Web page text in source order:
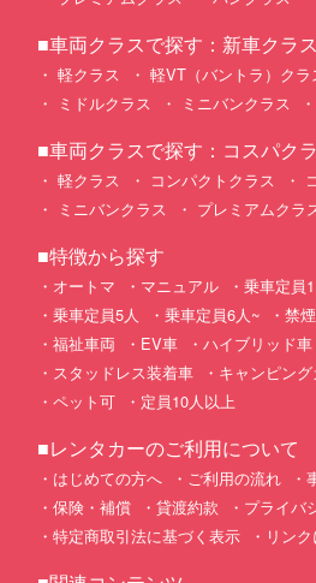
■車両クラスで探す：新車クラス
軽クラス 軽VT（バントラ）クラ
ミドルクラス
ミニバンクラス
■車両クラスで探す：コスパク
軽クラス コンパクトクラス
ミニバンクラス
プレミアムクラ
■特徴から探す
オートマ マニュアル 乗車定員
乗車定員5人
乗車定員6人~ 禁
福祉車両
EV車 ハイブリッド車
スタッドレス装着車
キャンピング
ペット可
定員10人以上
■レンタカーのご利用について
はじめての方へ ご利用の流れ
保険・補償
貸渡約款
プライバ
特定商取引法に基づく表示
リン